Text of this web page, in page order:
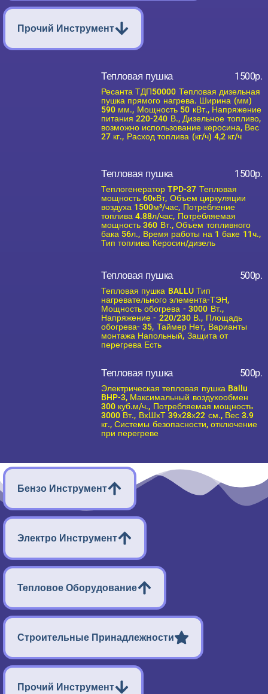
Прочий Инструмент
Тепловая пушка 1500р.
Ресанта ТДП50000 Тепловая дизельная
пушка прямого нагрева. Ширина (мм)
590 мм., Мощность 50 кВт., Напряжение
питания 220-240 В., Дизельное топливо,
возможно использование керосина, Вес
27 кг., Расход топлива (кг/ч) 4,2 кг/ч
Тепловая пушка 1500р.
Теплогенератор TPD-37 Тепловая
мощность 60кВт, Объем циркуляции
воздуха 1500м³/час, Потребление
топлива 4.88л/час, Потребляемая
мощность 360 Вт., Объем топливного
бака 56л., Время работы на 1 баке 11ч.,
Тип топлива Керосин/дизель
Тепловая пушка 500р.
Тепловая пушка BALLU Тип
нагревательного элемента-ТЭН,
Мощность обогрева - 3000 Вт.,
Напряжение - 220/230 В., Площадь
обогрева- 35, Таймер Нет, Варианты
монтажа Напольный, Защита от
перегрева Есть
Тепловая пушка 500р.
Электрическая тепловая пушка Ballu
BHP-3, Максимальный воздухообмен
300 куб.м/ч., Потребляемая мощность
3000 Вт., ВхШхТ 39х28х22 см., Вес 3.9
кг., Системы безопасности, отключение
при перегреве
Бензо Инструмент
Электро Инструмент
Тепловое Оборудование
Строительные Принадлежности
Прочий Инструмент